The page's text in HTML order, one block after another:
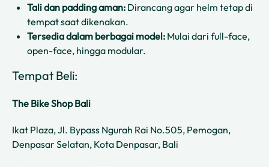
Tali dan padding aman: Dirancang agar helm tetap di
tempat saat dikenakan.
Tersedia dalam berbagai model: Mulai dari full-face,
open-face, hingga modular.
Tempat Beli:
The Bike Shop Bali
Ikat Plaza, Jl. Bypass Ngurah Rai No.505, Pemogan,
Denpasar Selatan, Kota Denpasar, Bali